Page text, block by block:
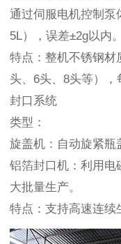
通过伺服电机控制泵
5L），误差±2g以内。
特点：整机不锈钢材
头、6头、8头等），
封口系统
类型：
旋盖机：自动旋紧瓶
铝箔封口机：利用电
大批量生产。
特点：支持高速连续